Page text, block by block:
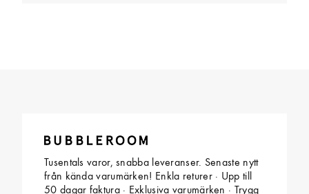
Tusentals varor, snabba leveranser. Senaste nytt
från kända varumärken! Enkla returer · Upp till
50 dagar faktura · Exklusiva varumärken · Trygg